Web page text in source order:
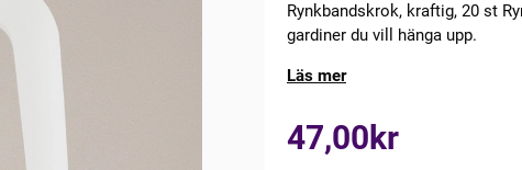
Rynkbandskrok, kraftig, 20 st
gardiner du vill hänga upp.
Läs mer
47,00kr